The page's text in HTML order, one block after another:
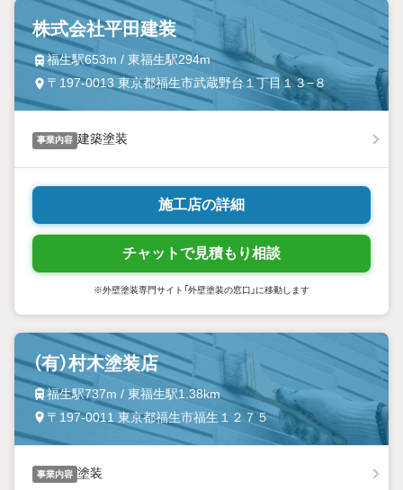
株式会社平田建装
福生駅653m / 東福生駅294m
〒197-0013 東京都福生市武蔵野台１丁目１３−８
事業内容 建築塗装
施工店の詳細
チャットで見積もり相談
※外壁塗装専門サイト「外壁塗装の窓口」に移動します
（有）村木塗装店
福生駅737m / 東福生駅1.38km
〒197-0011 東京都福生市福生１２７５
事業内容 塗装